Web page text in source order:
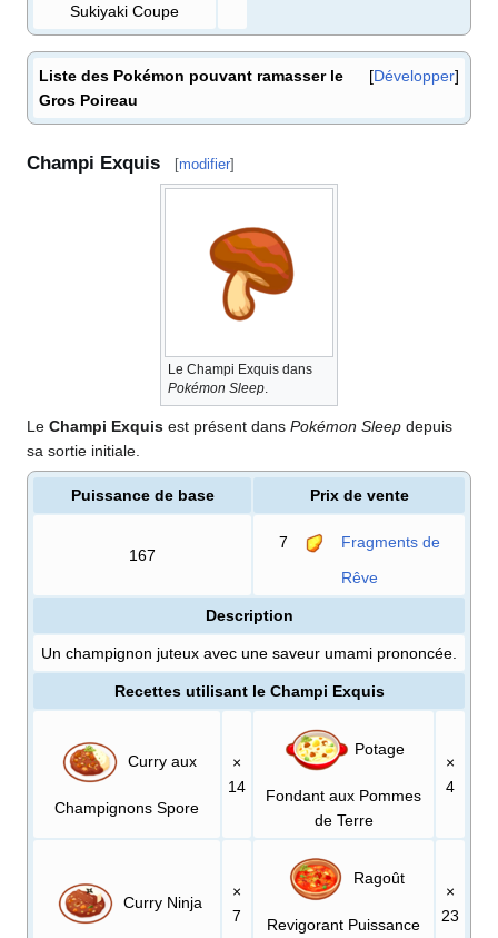
Sukiyaki Coupe
Développer
Liste des Pokémon pouvant ramasser le
Gros Poireau
Champi Exquis [modifier]
Le Champi Exquis dans
Pokémon Sleep
Le Champi Exquis est présent dans Pokémon Sleep depuis
sa sortie initiale.
Puissance de base Prix de vente
167
7 Fragments de
Rêve
Description
Un champignon juteux avec une saveur umami prononcée.
Recettes utilisant le Champi Exquis
Curry aux
Champignons Spore
×
14
Potage
Fondant aux Pommes
de Terre
×
4
Curry Ninja
×
7
Ragoût
Revigorant Puissance
×
23